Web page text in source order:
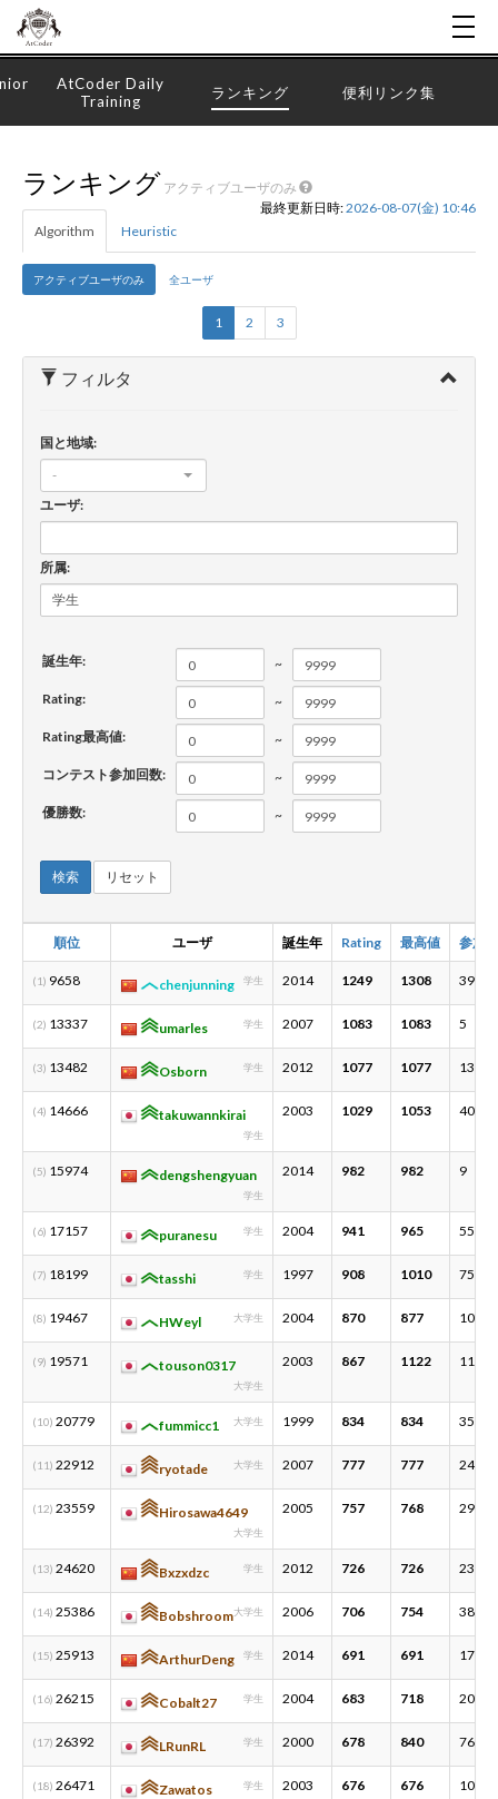
JP EN
新規登録 ログイン
AtCoder Daily
Training
ランキング 便利リンク集
ランキング アクティブユーザのみ
最終更新日時:2026-08-07(金) 10:46
Algorithm
Heuristic
アクティブユーザのみ 全ユーザ
1 2 3
フィルタ
国と地域:
-
ユーザ:
所属:
誕生年: ~
Rating: ~
Rating最高値: ~
コンテスト参加回数: ~
優勝数: ~
検索 リセット
順位 ユーザ 誕生年 Rating 最高値 参加数
(1) 9658 chenjunning 学生 2014 1249 1308 39
(2) 13337 umarles 学生 2007 1083 1083 5
(3) 13482 Osborn 学生 2012 1077 1077 13
(4) 14666 takuwannkirai
学生
2003 1029 1053 40
(5) 15974 dengshengyuan
学生
2014 982 982 9
(6) 17157 puranesu 学生 2004 941 965 55
(7) 18199 tasshi 学生 1997 908 1010 75
(8) 19467 HWeyl 大学生 2004 870 877 10
(9) 19571 touson0317
大学生
2003 867 1122 118
(10) 20779 fummicc1 大学生 1999 834 834 35
(11) 22912 ryotade 大学生 2007 777 777 24
(12) 23559 Hirosawa4649
大学生
2005 757 768 29
(13) 24620 Bxzxdzc 学生 2012 726 726 23
(14) 25386 Bobshroom大学生 2006 706 754 38
(15) 25913 ArthurDeng 学生 2014 691 691 17
(16) 26215 Cobalt27 学生 2004 683 718 20
(17) 26392 LRunRL 学生 2000 678 840 76
(18) 26471 Zawatos 学生 2003 676 676 10